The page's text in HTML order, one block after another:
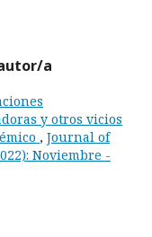
a
y otros vicios
, Journal of
Noviembre -